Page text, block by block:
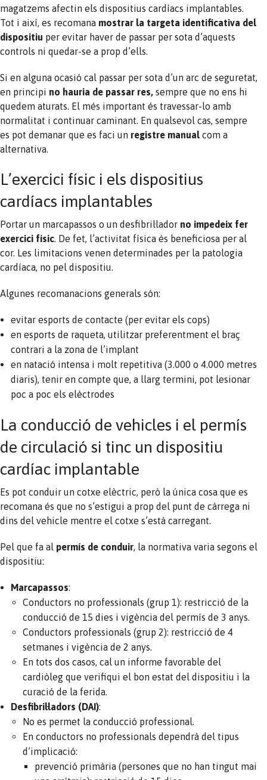
magatzems afectin els dispositius cardíacs implantables.
Tot i així, es recomana mostrar la targeta identificativa del
dispositiu per evitar haver de passar per sota d’aquests
controls ni quedar-se a prop d’ells.
Si en alguna ocasió cal passar per sota d’un arc de seguretat,
en principi no hauria de passar res, sempre que no ens hi
quedem aturats. El més important és travessar-lo amb
normalitat i continuar caminant. En qualsevol cas, sempre
es pot demanar que es faci un registre manual com a
alternativa.
L’exercici físic i els dispositius
cardíacs implantables
Portar un marcapassos o un desfibril·lador no impedeix fer
exercici físic . De fet, l’activitat física és beneficiosa per al
cor. Les limitacions venen determinades per la patologia
cardíaca, no pel dispositiu.
Algunes recomanacions generals són:
evitar esports de contacte (per evitar els cops)
en esports de raqueta, utilitzar preferentment el braç
contrari a la zona de l’implant
en natació intensa i molt repetitiva (3.000 o 4.000 metres
diaris), tenir en compte que, a llarg termini, pot lesionar
poc a poc els elèctrodes
La conducció de vehicles i el permís
de circulació si tinc un dispositiu
cardíac implantable
Es pot conduir un cotxe elèctric, però la única cosa que es
recomana és que no s’estigui a prop del punt de càrrega ni
dins del vehicle mentre el cotxe s’està carregant.
Pel que fa al permís de conduir , la normativa varia segons el
dispositiu:
Marcapassos:
Conductors no professionals (grup 1): restricció de la
conducció de 15 dies i vigència del permís de 3 anys.
Conductors professionals (grup 2): restricció de 4
setmanes i vigència de 2 anys.
En tots dos casos, cal un informe favorable del
cardiòleg que verifiqui el bon estat del dispositiu i la
curació de la ferida.
Desfibril·ladors (DAI):
No es permet la conducció professional.
En conductors no professionals dependrà del tipus
d’implicació:
prevenció primària (persones que no han tingut mai